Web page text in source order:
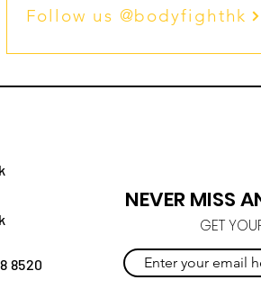
Follow us @bodyfighthk
8520
NEVER MISS
GET